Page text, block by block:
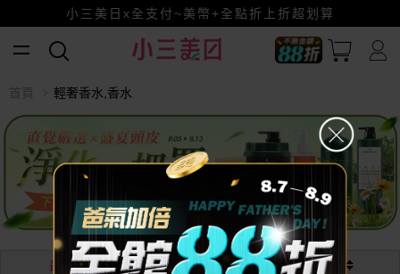
賺美幣~換好禮~立即換GO~
小三美日x全支付~美幣+全點折上折超划算
最熱銷 最新 價格
首頁 輕奢香水,香水